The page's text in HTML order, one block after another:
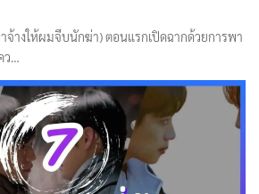
าจ้างให้ผมจีบนักฆ่า) ตอนแรกเปิดฉากด้วยการพา
ว…